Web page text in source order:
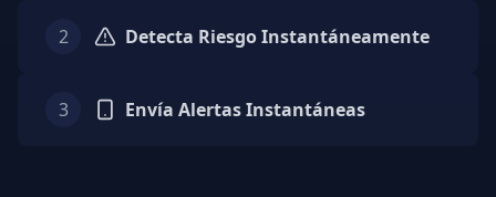
2 Detecta Riesgo Instantáneamente
3 Envía Alertas Instantáneas